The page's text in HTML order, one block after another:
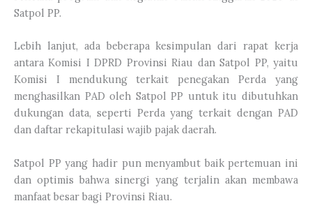
Satpol PP.
Lebih lanjut, ada beberapa kesimpulan dari rapat kerja
antara Komisi I DPRD Provinsi Riau dan Satpol PP, yaitu
Komisi I mendukung terkait penegakan Perda yang
menghasilkan PAD oleh Satpol PP untuk itu dibutuhkan
dukungan data, seperti Perda yang terkait dengan PAD
dan daftar rekapitulasi wajib pajak daerah.
Satpol PP yang hadir pun menyambut baik pertemuan ini
dan optimis bahwa sinergi yang terjalin akan membawa
manfaat besar bagi Provinsi Riau.